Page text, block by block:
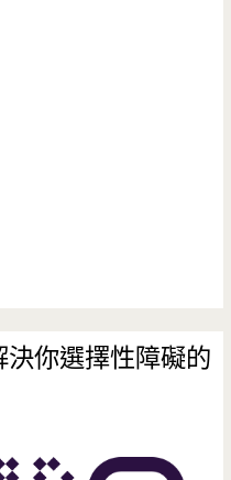
你選擇性障礙的